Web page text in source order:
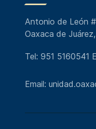
Antonio de León
Oaxaca de
Tel: 951 5160541
Email: